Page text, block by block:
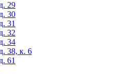
29
30
31
32
34
38, к. 6
61